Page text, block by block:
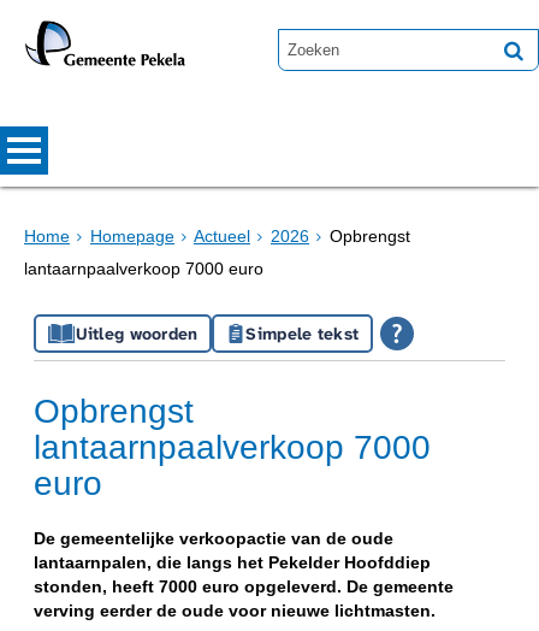
Home Homepage Actueel 2026
Opbrengst
lantaarnpaalverkoop 7000 euro
Uitleg woorden Simpele tekst
Opbrengst
lantaarnpaalverkoop 7000
euro
De gemeentelijke verkoopactie van de oude
lantaarnpalen, die langs het Pekelder Hoofddiep
stonden, heeft 7000 euro opgeleverd. De gemeente
verving eerder de oude voor nieuwe lichtmasten.